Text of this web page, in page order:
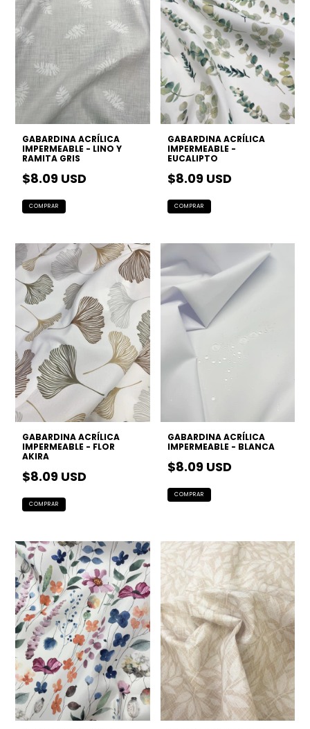
GABARDINA ACRÍLICA
IMPERMEABLE - LINO Y
RAMITA GRIS
$8.09 USD
GABARDINA ACRÍLICA
IMPERMEABLE -
EUCALIPTO
$8.09 USD
GABARDINA ACRÍLICA
IMPERMEABLE - FLOR
AKIRA
$8.09 USD
GABARDINA ACRÍLICA
IMPERMEABLE - BLANCA
$8.09 USD